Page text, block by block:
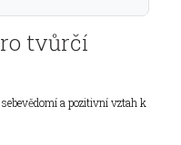
tvůrčí
a pozitivní vztah k